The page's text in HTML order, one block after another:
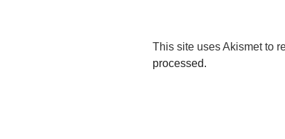
This site uses Akismet to
processed.